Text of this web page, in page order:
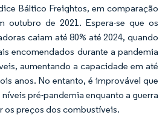
Báltico Freightos, em comparação
outubro de 2021. Espera-se que os
caiam até 80% até 2024, quando
encomendados durante a pandemia
aumentando a capacidade em até
anos. No entanto, é improvável que
pré-pandemia enquanto a guerra
os preços dos combustíveis.